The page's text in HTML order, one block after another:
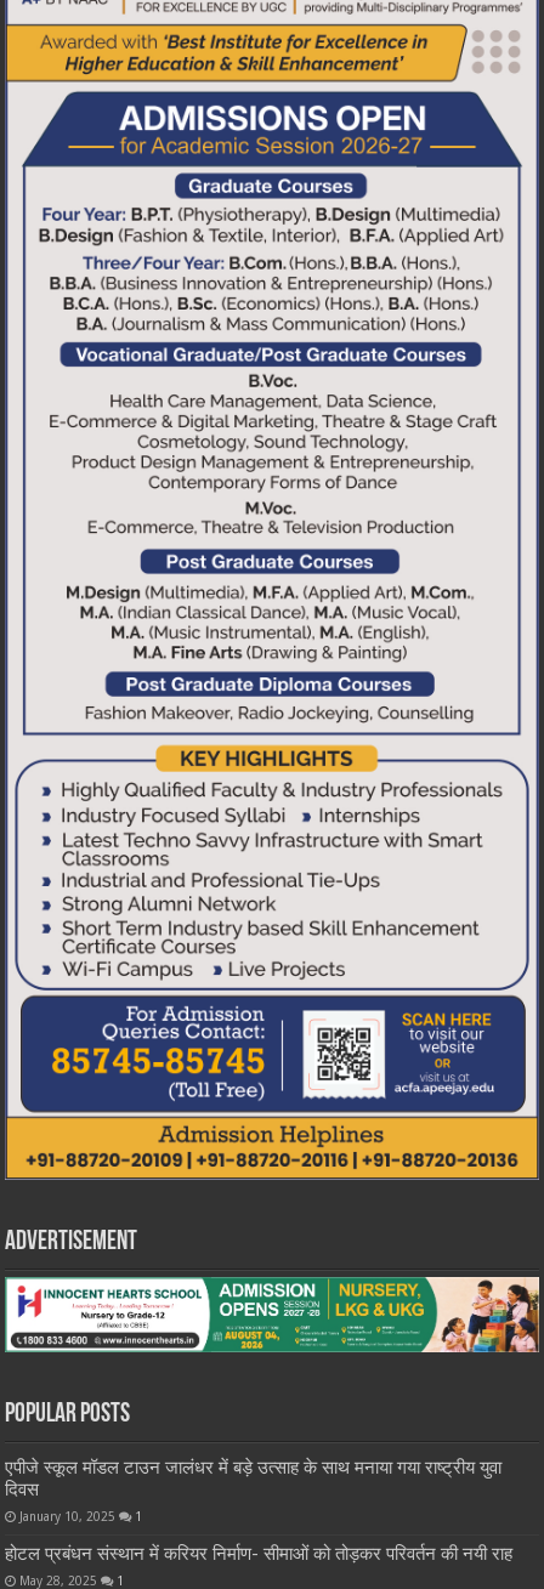
Advertisement
Popular Posts
एपीजे स्कूल मॉडल टाउन जालंधर में बड़े उत्साह के साथ मनाया गया राष्ट्रीय युवा
दिवस
January 10, 2025 1
होटल प्रबंधन संस्थान में करियर निर्माण- सीमाओं को तोड़कर परिवर्तन की नयी राह
May 28, 2025 1